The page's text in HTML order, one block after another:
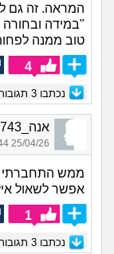
המראה. זה גם
"במידה
טוב ממנה
4
נכתבו 3
אנה_4743, בת 23, אורחת
25/04/26 16:44
ממש
אפשר לשאול
1
נכתבו 3